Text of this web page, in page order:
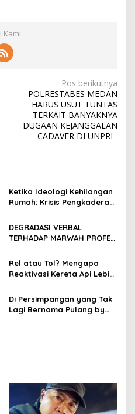
Kami
Pos berikutnya
POLRESTABES MEDAN
HARUS USUT TUNTAS
TERKAIT BANYAKNYA
DUGAAN KEJANGGALAN
CADAVER DI UNPRI
Ketika Ideologi Kehilangan
Rumah: Krisis Pengkaderan
dalam Bayang-Bayang
Kepemimpinan yang
DEGRADASI VERBAL
TERHADAP MARWAH PROFESI
ABUSE OF INFLUENCE OLEH
OKNUM ADVOKAT HOTMAN
Rel atau Tol? Mengapa
Reaktivasi Kereta Api Lebih
Tol yang Membelah Nagari
Di Persimpangan yang Tak
Lagi Bernama Pulang by